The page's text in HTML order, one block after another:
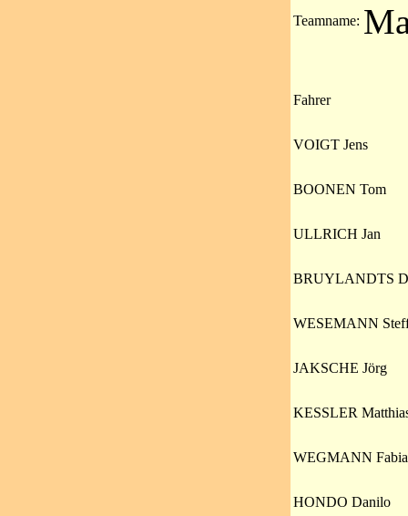
Teamname:
Fahrer
VOIGT Jens
BOONEN Tom
ULLRICH Jan
BRUYLANDTS
WESEMANN
JAKSCHE Jörg
KESSLER
WEGMANN
HONDO Danilo